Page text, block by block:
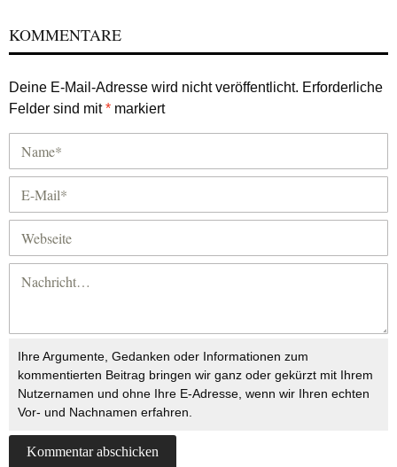
KOMMENTARE
Deine E-Mail-Adresse wird nicht veröffentlicht. Erforderliche
Felder sind mit* markiert
Ihre Argumente, Gedanken oder Informationen zum
kommentierten Beitrag bringen wir ganz oder gekürzt mit Ihrem
Nutzernamen und ohne Ihre E-Adresse, wenn wir Ihren echten
Vor- und Nachnamen erfahren.